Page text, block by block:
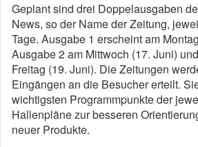
Geplant sind drei Doppelausgaben
News, so der Name der Zeitung,
Tage. Ausgabe 1 erscheint am
Ausgabe 2 am Mittwoch (17. Juni)
Freitag (19. Juni). Die Zeitungen
Eingängen an die Besucher erteilt.
wichtigsten Programmpunkte der
Hallenpläne zur besseren
neuer Produkte.